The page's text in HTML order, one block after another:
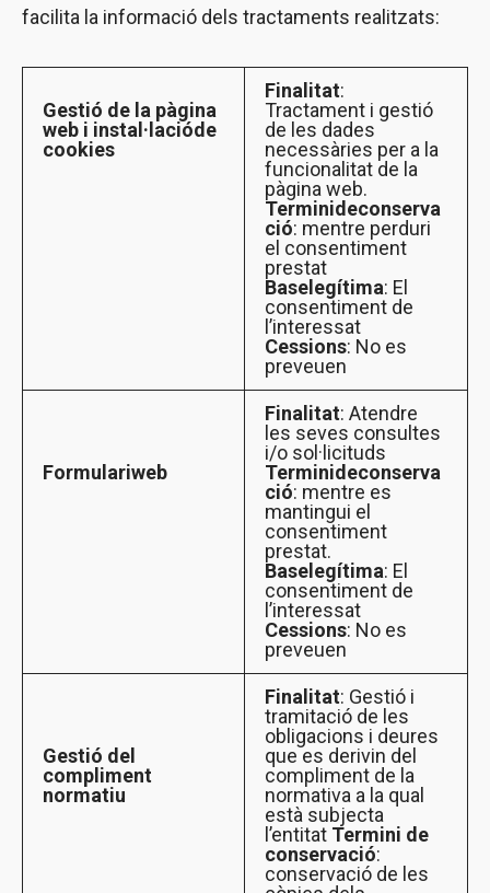
facilita la informació dels tractaments realitzats:
Gestió de la pàgina
web i instal · lacióde
cookies
Finalitat:
Tractament i gestió
de les dades
necessàries per a la
funcionalitat de la
pàgina web.
Terminideconserva
ció: mentre perduri
el consentiment
prestat
Base legítima: El
consentiment de
l’interessat
Cessions: No es
preveuen
Formulariweb
Finalitat: Atendre
les seves consultes
i/o sol·licituds
Terminideconserva
ció: mentre es
mantingui el
consentiment
prestat.
Base legítima: El
consentiment de
l’interessat
Cessions: No es
preveuen
Gestió del
compliment
normatiu
Finalitat: Gestió i
tramitació de les
obligacions i deures
que es derivin del
compliment de la
normativa a la qual
està subjecta
l’entitat Termini de
conservació:
conservació de les